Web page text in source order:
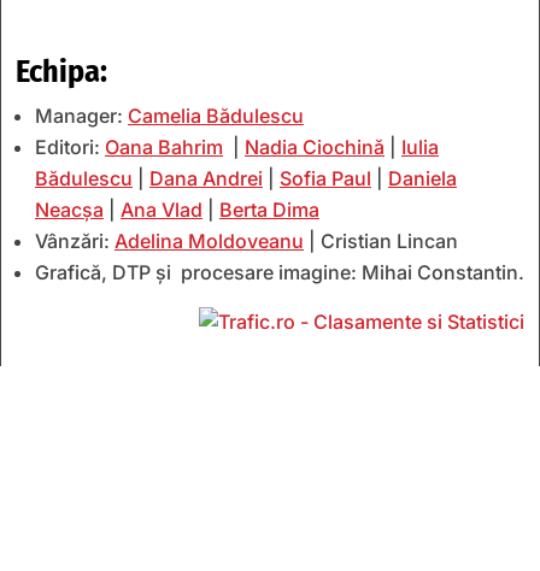
Echipa:
Manager: Camelia Bădulescu
Editori: Oana Bahrim Nadia Ciochină
Iulia
Bădulescu
Dana Andrei Sofia Paul
Daniela
Neacșa
Ana Vlad
Berta Dima
Vânzări: Adelina Moldoveanu | Cristian Lincan
Grafică, DTP și procesare imagine: Mihai Constantin.